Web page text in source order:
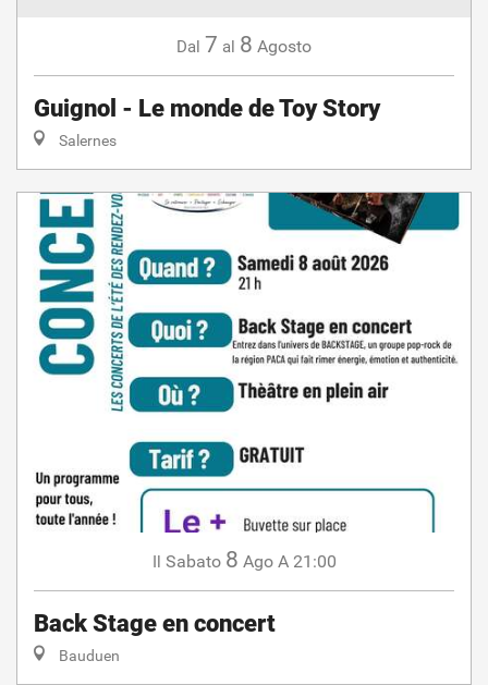
Dal 7 al 8 Agosto
Guignol - Le monde de Toy Story
Salernes
Sabato 8 Ago A 21:00
Back Stage en concert
Bauduen